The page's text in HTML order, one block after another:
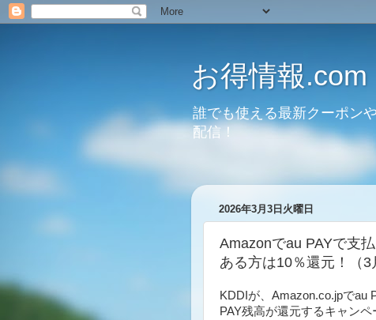
お得情報.com
誰でも使える最新クーポン
配信！
2026年3月3日火曜日
Amazonでau PAYで支
ある方は10％還元！（3
KDDIが、Amazon.co.jpでau
PAY残高が還元するキャン